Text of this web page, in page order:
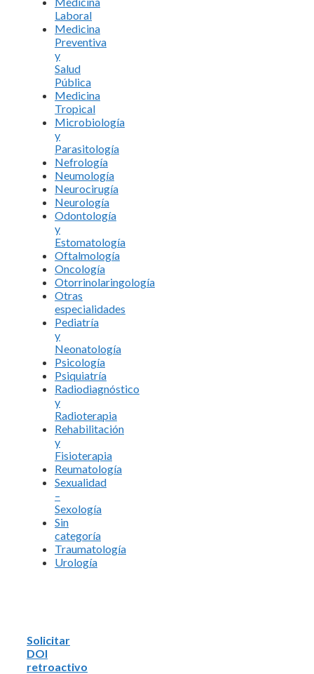
Laboral
Medicina
Preventiva
y
Salud
Pública
Medicina
Tropical
Microbiología
y
Parasitología
Nefrología
Neumología
Neurocirugía
Neurología
Odontología
y
Estomatología
Oftalmología
Oncología
Otorrinolaringología
Otras
especialidades
Pediatría
y
Neonatología
Psicología
Psiquiatría
Radiodiagnóstico
y
Radioterapia
Rehabilitación
y
Fisioterapia
Reumatología
Sexualidad
–
Sexología
Sin
categoría
Traumatología
Urología
Solicitar
DOI
retroactivo